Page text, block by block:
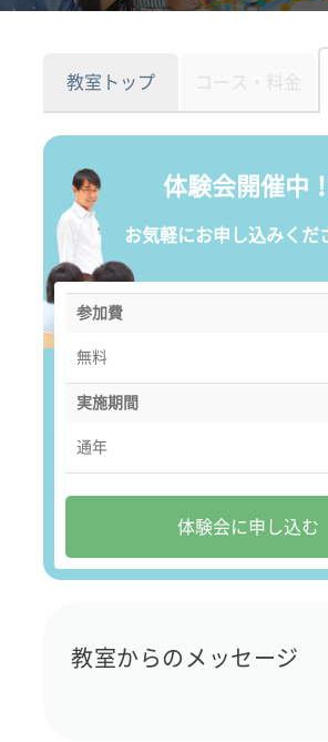
教室トップ コース・料金
体験会開催中！
お気軽にお申し込みくだ
参加費
無料
実施期間
通年
体験会に申し込む
教室からのメッセージ